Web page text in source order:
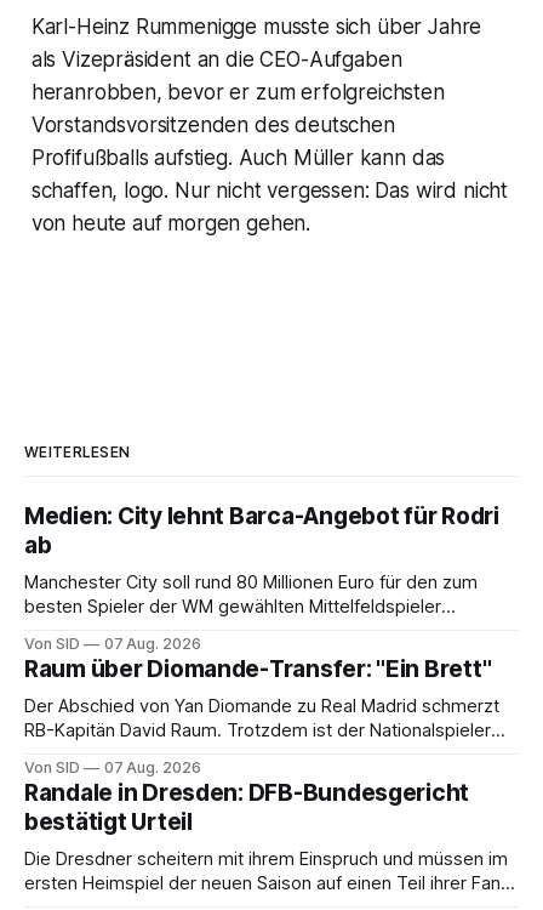
Karl-Heinz Rummenigge musste sich über Jahre
als Vizepräsident an die CEO-Aufgaben
heranrobben, bevor er zum erfolgreichsten
Vorstandsvorsitzenden des deutschen
Profifußballs aufstieg. Auch Müller kann das
schaffen, logo. Nur nicht vergessen: Das wird nicht
von heute auf morgen gehen.
WEITERLESEN
Medien: City lehnt Barca-Angebot für Rodri
ab
Manchester City soll rund 80 Millionen Euro für den zum
besten Spieler der WM gewählten Mittelfeldspieler
Von SID 07 Aug. 2026
Raum über Diomande-Transfer: "Ein Brett"
Der Abschied von Yan Diomande zu Real Madrid schmerzt
RB-Kapitän David Raum. Trotzdem ist der Nationalspieler
Von SID 07 Aug. 2026
Randale in Dresden: DFB-Bundesgericht
bestätigt Urteil
Die Dresdner scheitern mit ihrem Einspruch und müssen im
ersten Heimspiel der neuen Saison auf einen Teil ihrer Fans